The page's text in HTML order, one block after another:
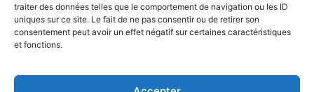
traiter des données telles que le comportement de navigation ou les ID
uniques sur ce site. Le fait de ne pas consentir ou de retirer son
consentement peut avoir un effet négatif sur certaines caractéristiques
et fonctions.
Mentions légales
Accessibilité